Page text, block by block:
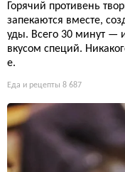
Горячий противень
запекаются вместе,
уды. Всего 30 минут —
вкусом специй.
е.
Еда и рецепты 8 687